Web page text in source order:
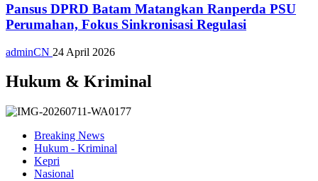
Pansus DPRD Batam Matangkan Ranperda PSU
Perumahan, Fokus Sinkronisasi Regulasi
adminCN 24 April 2026
Hukum & Kriminal
Breaking News
Hukum - Kriminal
Kepri
Nasional